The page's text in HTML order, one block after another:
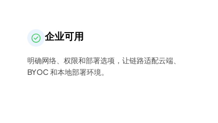
企业可用
明确网络、权限和部署选项，让链路适配云端、
BYOC 和本地部署环境。